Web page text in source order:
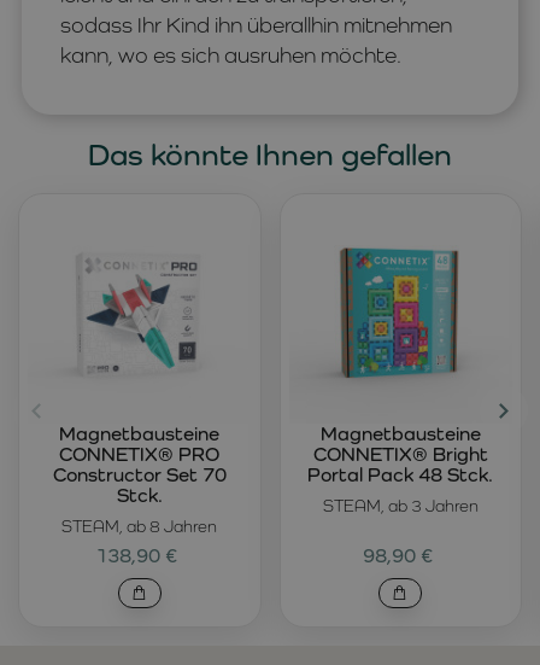
sodass Ihr Kind ihn überallhin mitnehmen
kann, wo es sich ausruhen möchte.
Das könnte Ihnen gefallen
STEAM, ab 8 Jahren
Magnetbausteine
CONNETIX® PRO
Constructor Set 70
Stck.
138,90 €
STEAM, ab 3 Jahren
Magnetbausteine
CONNETIX® Bright
Portal Pack 48 Stck.
98,90 €